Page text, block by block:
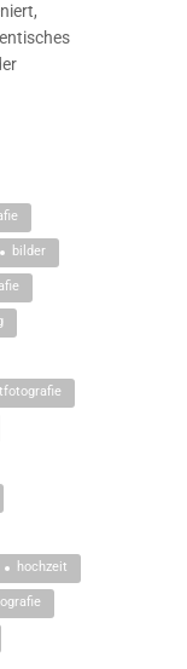
bilder
hochzeit